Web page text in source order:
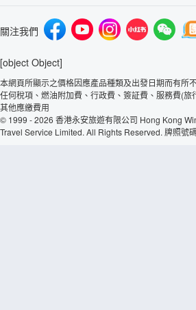
關注我們
[object Object]
本網頁所顯示之價格因應產品種類及出發日期而有所
任何稅項、燃油附加費、行政費、簽証費、服務費(旅
其他應繳費用
© 1999 - 2026 香港永安旅遊有限公司 Hong Kong
Travel Service Limited. All Rights Reserved. 牌照號